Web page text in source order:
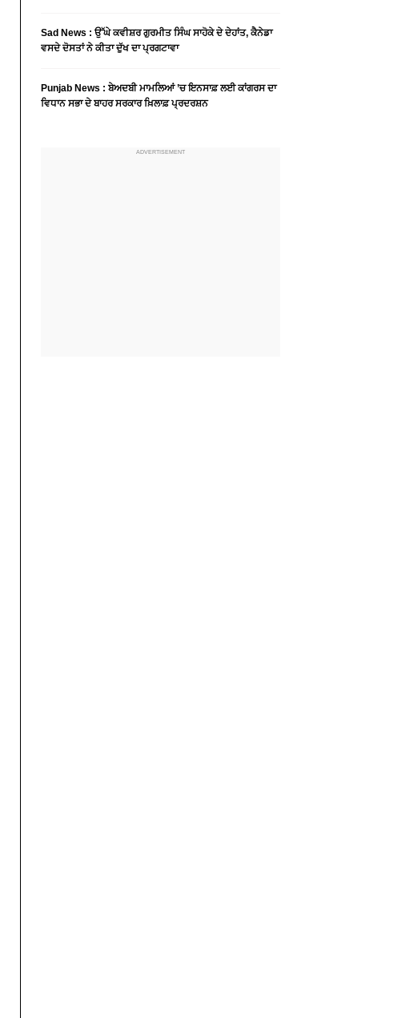
Sad News : ਉੱਘੇ ਕਵੀਸ਼ਰ ਗੁਰਮੀਤ ਸਿੰਘ ਸਾਹੋਕੇ ਦੇ ਦੇਹਾਂਤ, ਕੈਨੇਡਾ
ਵਸਦੇ ਦੋਸਤਾਂ ਨੇ ਕੀਤਾ ਦੁੱਖ ਦਾ ਪ੍ਰਗਟਾਵਾ
Punjab News : ਬੇਅਦਬੀ ਮਾਮਲਿਆਂ ’ਚ ਇਨਸਾਫ਼ ਲਈ ਕਾਂਗਰਸ ਦਾ
ਵਿਧਾਨ ਸਭਾ ਦੇ ਬਾਹਰ ਸਰਕਾਰ ਖ਼ਿਲਾਫ਼ ਪ੍ਰਦਰਸ਼ਨ